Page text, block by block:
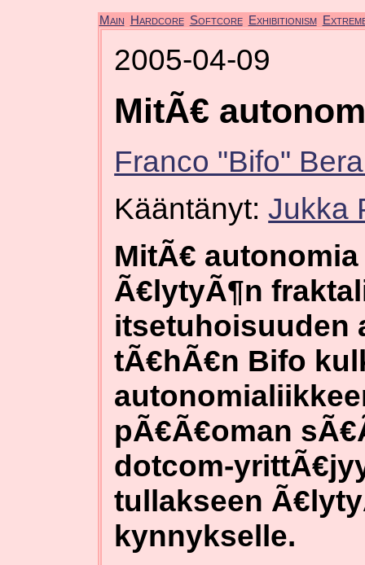
Main Hardcore Softcore Exhibitionism
2005-04-09
MitÃ€
Franco "Bifo"
Kääntänyt:Jukka
MitÃ€
Ã€lytyÃ¶n
itsetuhoisuuden
tÃ€hÃ€n Bifo
pÃ€Ã€oman
dotcom-
tullakseen
kynnykselle.